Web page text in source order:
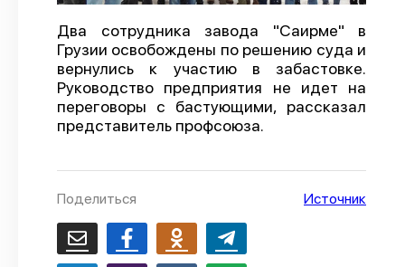
О проекте
Политика конфиденциальности
Два сотрудника завода "Саирме" в
Грузии освобождены по решению суда и
вернулись к участию в забастовке.
Руководство предприятия не идет на
переговоры с бастующими, рассказал
представитель профсоюза.
Поделиться Источник